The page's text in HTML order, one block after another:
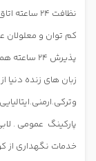
نظافت 24
کم توان و معلولان
پذیرش 24
زبان های زنده دنیا
پارکینگ عمومی .
خدمات نگهداری از